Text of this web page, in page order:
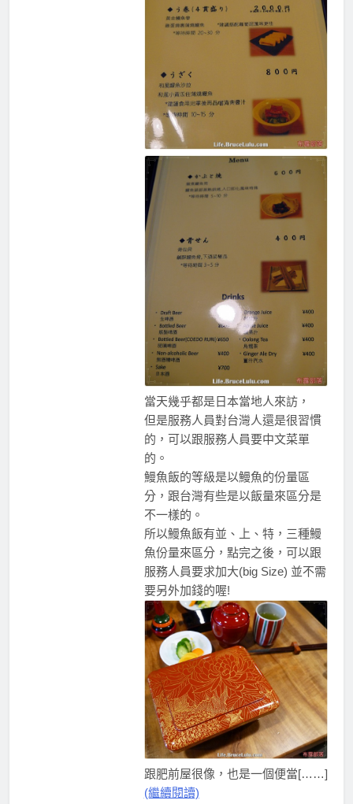
當天幾乎都是日本當地人來訪，
但是服務人員對台灣人還是很習慣
的，可以跟服務人員要中文菜單
的。
鰻魚飯的等級是以鰻魚的份量區
分，跟台灣有些是以飯量來區分是
不一樣的。
所以鰻魚飯有並、上、特，三種鰻
魚份量來區分，點完之後，可以跟
服務人員要求加大(big Size) 並不需
要另外加錢的喔!
跟肥前屋很像，也是一個便當[……]
(繼續閱讀)